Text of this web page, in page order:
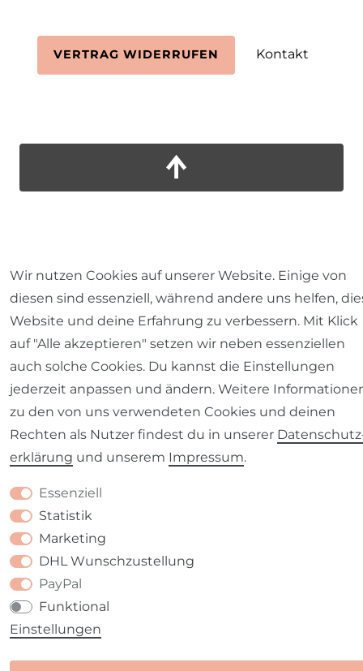
VERTRAG WIDERRUFEN Kontakt
Wir nutzen Cookies auf unserer Website. Einige von
diesen sind essenziell, während andere uns helfen,
Website und deine Erfahrung zu verbessern. Mit Klick
auf "Alle akzeptieren" setzen wir neben essenziellen
auch solche Cookies. Du kannst die Einstellungen
jederzeit anpassen und ändern. Weitere
zu den von uns verwendeten Cookies und deinen
Rechten als Nutzer findest du in unserer
erklärung und unserem Impressum.
Essenziell
Statistik
Marketing
DHL Wunschzustellung
PayPal
Funktional
Einstellungen